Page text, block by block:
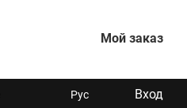
Мой заказ
Рус Вход